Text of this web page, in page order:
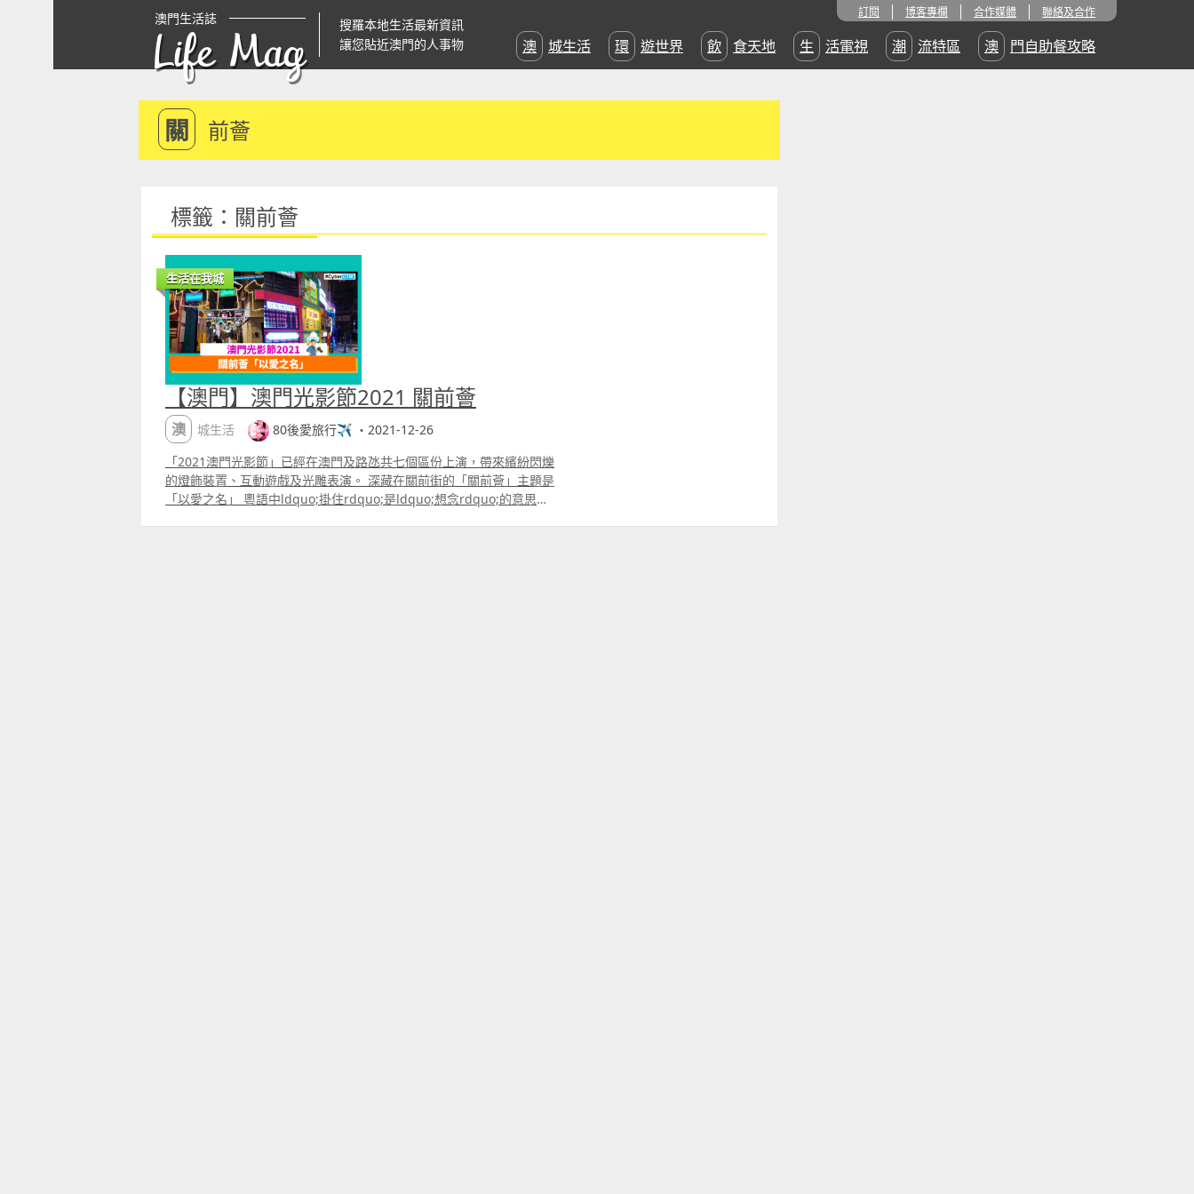
澳門生活誌
Life Mag
搜羅本地生活最新資訊
讓您貼近澳門的人事物
訂閱 博客專欄 合作媒體 聯絡及合作
澳城生活 環遊世界 飲食天地 生活電視 潮流特區 澳門自助餐攻略
關 前薈
標籤：關前薈
生活在我城
【澳門】澳門光影節2021 關前薈
澳城生活
80後愛旅行✈️ ・2021-12-26
「2021澳門光影節」已經在澳門及路氹共七個區份上演，帶來繽紛閃爍
的燈飾裝置、互動遊戲及光雕表演。 深藏在關前街的「關前薈」主題是
「以愛之名」 粵語中ldquo;掛住rdquo;是ldquo;想念rdquo;的意思。